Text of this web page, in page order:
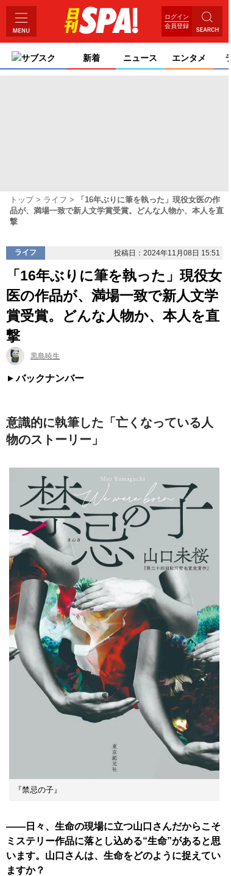
ログイン
会員登録
サブスク 新着 ニュース エンタメ
トップ ライフ
「16年ぶりに筆を執った」現役女医の作
品が、満場一致で新人文学賞受賞。どんな人物か、本人を直
撃
ライフ 投稿日：2024年11月08日 15:51
「16年ぶりに筆を執った」現役女
医の作品が、満場一致で新人文学
賞受賞。どんな人物か、本人を直
撃
黒島暁生
バックナンバー
意識的に執筆した「亡くなっている人
物のストーリー」
『禁忌の子』
――日々、生命の現場に立つ山口さんだからこそ
ミステリー作品に落とし込める“生命”があると思
います。山口さんは、生命をどのように捉えてい
ますか？